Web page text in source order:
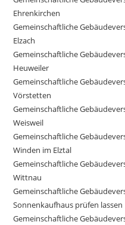
Ehrenkirchen
Gemeinschaftliche
Elzach
Gemeinschaftliche
Heuweiler
Gemeinschaftliche
Vörstetten
Gemeinschaftliche
Weisweil
Gemeinschaftliche
Winden im Elztal
Gemeinschaftliche
Wittnau
Gemeinschaftliche
Sonnenkaufhaus prüfen lassen
Gemeinschaftliche